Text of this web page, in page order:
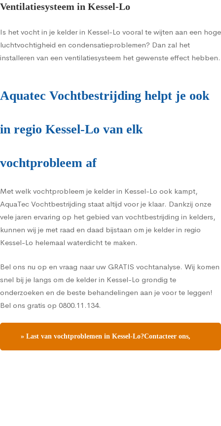
Ventilatiesysteem in Kessel-Lo
Is het vocht in je kelder in Kessel-Lo vooral te wijten aan een hoge
luchtvochtigheid en condensatieproblemen? Dan zal het
installeren van een ventilatiesysteem het gewenste effect hebben.
Aquatec Vochtbestrijding helpt je ook
in regio Kessel-Lo van elk
vochtprobleem af
Met welk vochtprobleem je kelder in Kessel-Lo ook kampt,
AquaTec Vochtbestrijding staat altijd voor je klaar. Dankzij onze
vele jaren ervaring op het gebied van vochtbestrijding in kelders,
kunnen wij je met raad en daad bijstaan om je kelder in regio
Kessel-Lo helemaal waterdicht te maken.
Bel ons nu op en vraag naar uw GRATIS vochtanalyse. Wij komen
snel bij je langs om de kelder in Kessel-Lo grondig te
onderzoeken en de beste behandelingen aan je voor te leggen!
Bel ons gratis op 0800.11.134.
» Last van vochtproblemen in Kessel-Lo?Contacteer ons,